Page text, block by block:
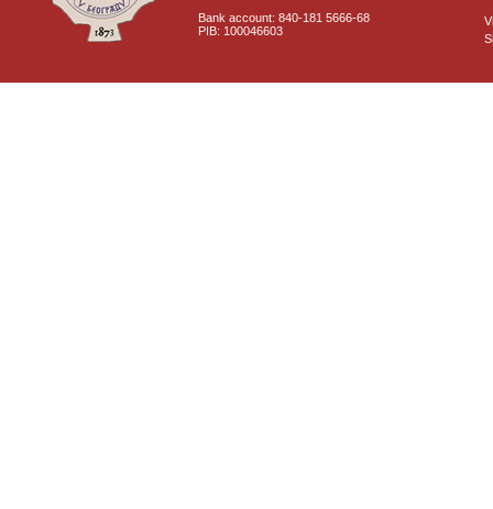
Bank account: 840-181 5666-68
PIB: 100046603